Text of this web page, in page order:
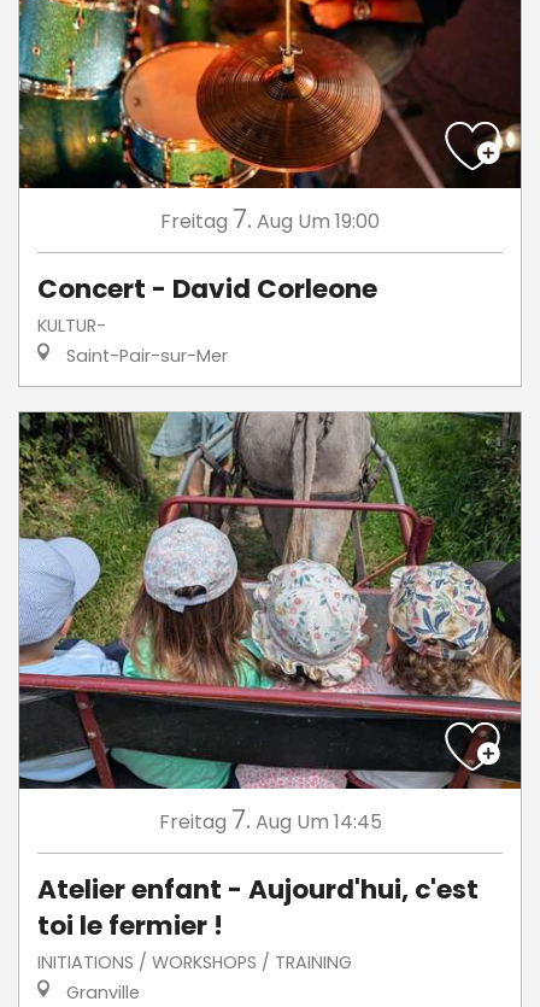
Freitag 7. Aug Um 19:00
Concert - David Corleone
KULTUR-
Saint-Pair-sur-Mer
Freitag 7. Aug Um 14:45
Atelier enfant - Aujourd'hui, c'est
toi le fermier !
INITIATIONS / WORKSHOPS / TRAINING
Granville